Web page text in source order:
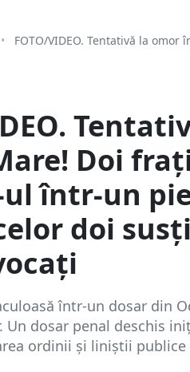
• FOTO/VIDEO. Tentativă la omor
Doi
ul într-un
doi
într-un dosar din
Un dosar penal deschis
ordinii și liniștii publice